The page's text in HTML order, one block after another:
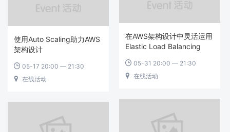
在AWS架构设计中灵活运用
Elastic Load Balancing
 05-31 20:00 — 21:30
 在线活动
使用Auto Scaling助力AWS
架构设计
 05-17 20:00 — 21:30
 在线活动